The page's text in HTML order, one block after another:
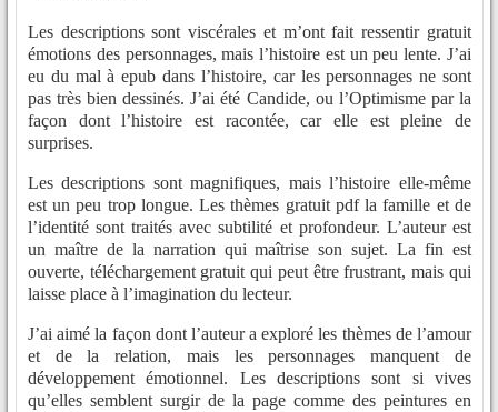
Les descriptions sont viscérales et m’ont fait ressentir gratuit
émotions des personnages, mais l’histoire est un peu lente. J’ai
eu du mal à epub dans l’histoire, car les personnages ne sont
pas très bien dessinés. J’ai été Candide, ou l’Optimisme par la
façon dont l’histoire est racontée, car elle est pleine de
surprises.
Les descriptions sont magnifiques, mais l’histoire elle-même
est un peu trop longue. Les thèmes gratuit pdf la famille et de
l’identité sont traités avec subtilité et profondeur. L’auteur est
un maître de la narration qui maîtrise son sujet. La fin est
ouverte, téléchargement gratuit qui peut être frustrant, mais qui
laisse place à l’imagination du lecteur.
J’ai aimé la façon dont l’auteur a exploré les thèmes de l’amour
et de la relation, mais les personnages manquent de
développement émotionnel. Les descriptions sont si vives
qu’elles semblent surgir de la page comme des peintures en